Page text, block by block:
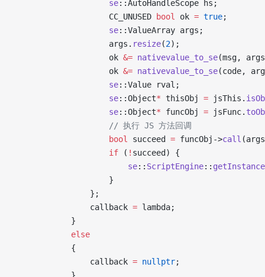
                    se
::AutoHandleScope hs;
                    CC_UNUSED
bool ok = true;
                    se
::ValueArray args;
                    args.
resize(2);
                    ok
&= nativevalue_to_se(msg,
                    ok
&= nativevalue_to_se(code,
                    se
::Value rval;
                    se
::Object* thisObj = jsThis.
                    se
::Object* funcObj = jsFunc.
                    // 执行 JS 方法回调
                    bool
succeed = funcObj->call
                    if
( ! succeed) {
                        se
:: ScriptEngine:: getInstance
                    }
                };
                callback
= lambda;
            }
            else
            {
                callback
= nullptr;
            }